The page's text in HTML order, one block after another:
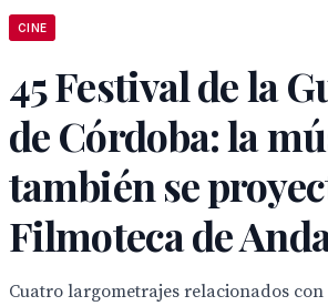
CINE
45 Festival de la
de Córdoba: la
también se
Filmoteca de
Cuatro largometrajes relacionados